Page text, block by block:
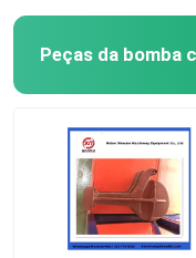
Peças da bomba